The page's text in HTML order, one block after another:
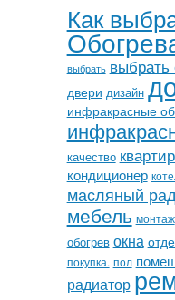
Как
выбрать выбрать
двери дизайн
инфракрасные
качество
кондиционер
масляный
мебель монтаж
обогрев окна
покупка. пол
радиатор